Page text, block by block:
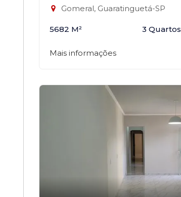
Gomeral, Guaratinguetá-SP
5682 M² 3 Quartos
Mais informações